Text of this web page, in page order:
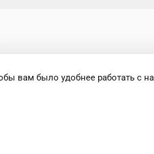
вам было удобнее работать с